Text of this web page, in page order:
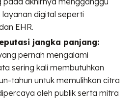
digital seperti
EHR.
jangka panjang:
pernah mengalami
sering kali membutuhkan
tahun untuk memulihkan citra
oleh publik serta mitra